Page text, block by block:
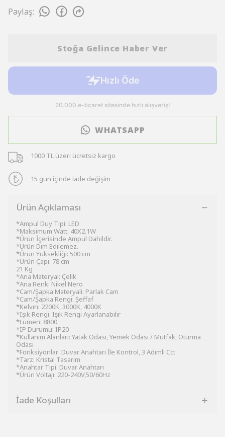
Paylaş:
Stoğa Gelince Haber Ver
WHATSAPP
1000 TL üzeri ücretsiz kargo
15 gün içinde iade değişim
Ürün Açıklaması
*Ampul Duy Tipi: LED
*Maksimum Watt: 40X2.1W
*Ürün İçerisinde Ampul Dahildir.
*Ürün Dim Edilemez.
*Ürün Yüksekliği: 500 cm
*Ürün Çapı: 78 cm
21 Kg
*Ana Materyal: Çelik
*Ana Renk: Nikel Nero
*Cam/Şapka Materyali: Parlak Cam
*Cam/Şapka Rengi: Şeffaf
*Kelvın: 2200K, 3000K, 4000K
*Işık Rengi: Işık Rengi Ayarlanabilir
*Lümen: 8800
*IP Durumu: IP20
*Kullanım Alanları: Yatak Odası, Yemek Odası / Mutfak, Oturma
Odası
*Fonksiyonlar: Duvar Anahtarı İle Kontrol, 3 Adımlı Cct
*Tarz: Kristal Tasarım
*Anahtar Tipi: Duvar Anahtarı
*Ürün Voltajı: 220-240V,50/60Hz
İade Koşulları